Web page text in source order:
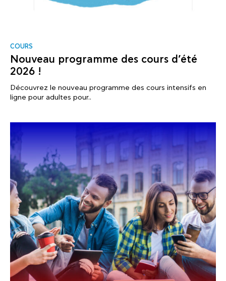
COURS
Nouveau programme des cours d’été
2026 !
Découvrez le nouveau programme des cours intensifs en
ligne pour adultes pour..